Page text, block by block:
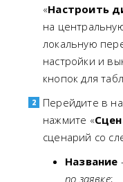
«Настроить
на
локальную
настройки и
кнопок для
Перейдите в
нажмите «
сценарий со
Название
по заявке;